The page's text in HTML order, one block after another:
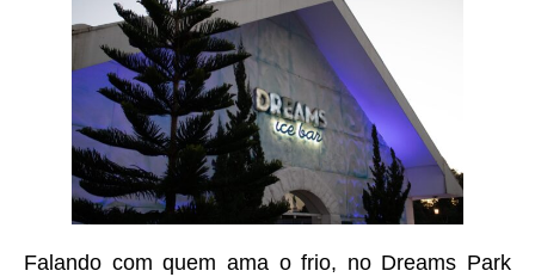
Falando com quem ama o frio, no Dreams Park